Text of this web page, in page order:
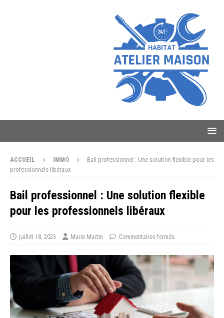
ACCUEIL IMMO
Bail professionnel : Une solution flexible pour les
professionnels libéraux
Bail professionnel : Une solution flexible
pour les professionnels libéraux
juillet 18, 2023 Marie Martin Commentaires fermés